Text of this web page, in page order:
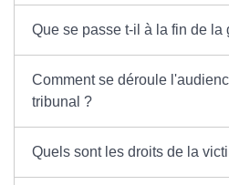
Que se passe t-il à la fin de la
Comment se déroule
tribunal ?
Quels sont les droits de la